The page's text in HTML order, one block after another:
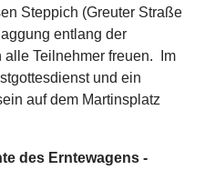
Steppich (Greuter Straße
entlang der
Teilnehmer freuen. Im
und ein
auf dem Martinsplatz
des Erntewagens -